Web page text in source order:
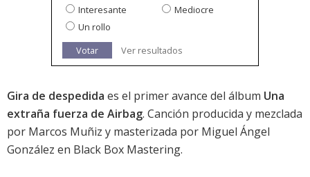
Interesante
Mediocre
Un rollo
Votar
Ver resultados
Gira de despedida es el primer avance del álbum Una
extraña fuerza de Airbag. Canción producida y mezclada
por Marcos Muñiz y masterizada por Miguel Ángel
González en Black Box Mastering.